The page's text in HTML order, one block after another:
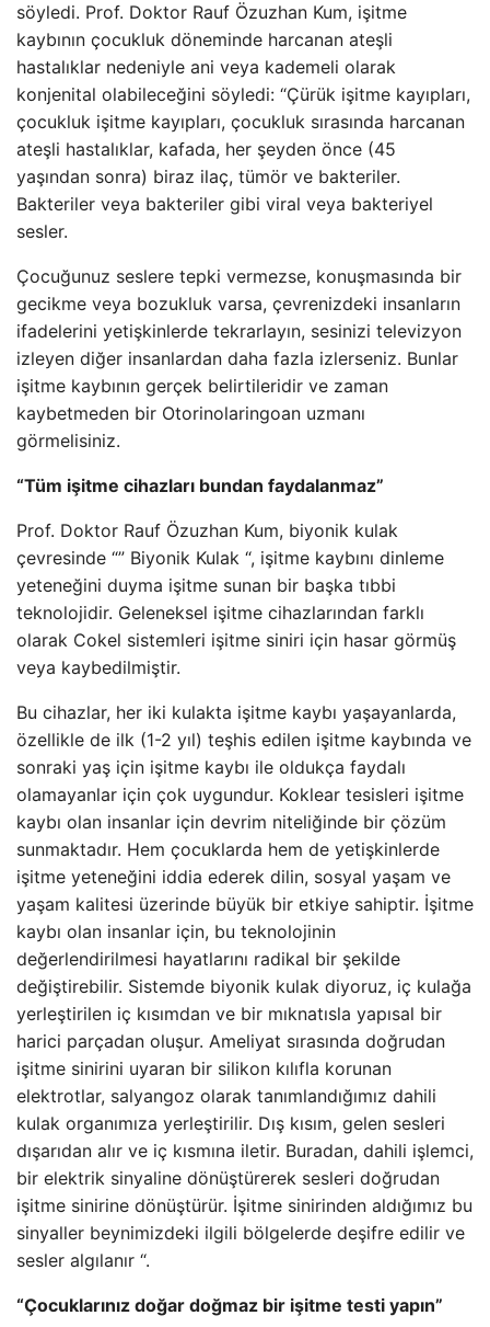
söyledi. Prof. Doktor Rauf Özuzhan Kum, işitme
kaybının çocukluk döneminde harcanan ateşli
hastalıklar nedeniyle ani veya kademeli olarak
konjenital olabileceğini söyledi: “Çürük işitme kayıpları,
çocukluk işitme kayıpları, çocukluk sırasında harcanan
ateşli hastalıklar, kafada, her şeyden önce (45
yaşından sonra) biraz ilaç, tümör ve bakteriler.
Bakteriler veya bakteriler gibi viral veya bakteriyel
sesler.
Çocuğunuz seslere tepki vermezse, konuşmasında bir
gecikme veya bozukluk varsa, çevrenizdeki insanların
ifadelerini yetişkinlerde tekrarlayın, sesinizi televizyon
izleyen diğer insanlardan daha fazla izlerseniz. Bunlar
işitme kaybının gerçek belirtileridir ve zaman
kaybetmeden bir Otorinolaringoan uzmanı
görmelisiniz.
“Tüm işitme cihazları bundan faydalanmaz”
Prof. Doktor Rauf Özuzhan Kum, biyonik kulak
çevresinde “” Biyonik Kulak “, işitme kaybını dinleme
yeteneğini duyma işitme sunan bir başka tıbbi
teknolojidir. Geleneksel işitme cihazlarından farklı
olarak Cokel sistemleri işitme siniri için hasar görmüş
veya kaybedilmiştir.
Bu cihazlar, her iki kulakta işitme kaybı yaşayanlarda,
özellikle de ilk (1-2 yıl) teşhis edilen işitme kaybında ve
sonraki yaş için işitme kaybı ile oldukça faydalı
olamayanlar için çok uygundur. Koklear tesisleri işitme
kaybı olan insanlar için devrim niteliğinde bir çözüm
sunmaktadır. Hem çocuklarda hem de yetişkinlerde
işitme yeteneğini iddia ederek dilin, sosyal yaşam ve
yaşam kalitesi üzerinde büyük bir etkiye sahiptir. İşitme
kaybı olan insanlar için, bu teknolojinin
değerlendirilmesi hayatlarını radikal bir şekilde
değiştirebilir. Sistemde biyonik kulak diyoruz, iç kulağa
yerleştirilen iç kısımdan ve bir mıknatısla yapısal bir
harici parçadan oluşur. Ameliyat sırasında doğrudan
işitme sinirini uyaran bir silikon kılıfla korunan
elektrotlar, salyangoz olarak tanımlandığımız dahili
kulak organımıza yerleştirilir. Dış kısım, gelen sesleri
dışarıdan alır ve iç kısmına iletir. Buradan, dahili işlemci,
bir elektrik sinyaline dönüştürerek sesleri doğrudan
işitme sinirine dönüştürür. İşitme sinirinden aldığımız bu
sinyaller beynimizdeki ilgili bölgelerde deşifre edilir ve
sesler algılanır “.
“Çocuklarınız doğar doğmaz bir işitme testi yapın”